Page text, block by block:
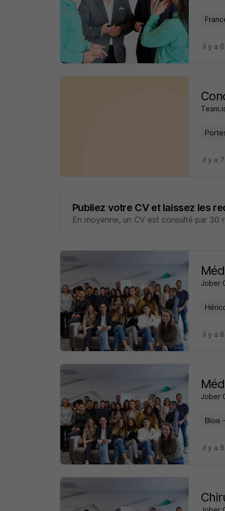
il y a
il y a
Publiez votre CV et laissez les
En moyenne, un CV est consulté par 30
Jober
il y a
Jober
Blois
il y a